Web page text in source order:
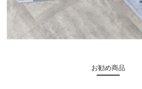
お勧め商品